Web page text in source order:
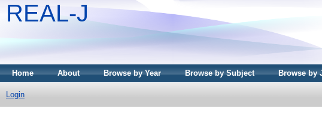
REAL-J
Home About Browse by Year Browse by Subject Browse by
Login